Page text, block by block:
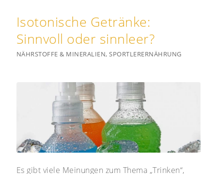
Isotonische Getränke:
Sinnvoll oder sinnleer?
NÄHRSTOFFE & MINERALIEN,SPORTLERERNÄHRUNG
Es gibt viele Meinungen zum Thema „Trinken“,